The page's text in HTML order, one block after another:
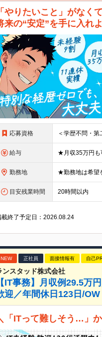
「やりたいこと」がなく
来の“安定”を手に入れ
応募資格
給与
勤務地
目安残業時間 20時間以内
載終了予定日：2026.08.24
NEW 正社員 面接情報有 自己
ンスタッド株式会社
【IT事務】月収例29.5万
迎／年間休日123日/OW
「ITって難しそう…」